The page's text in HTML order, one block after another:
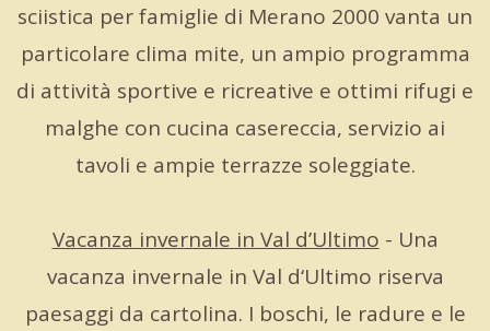
sciistica per famiglie di Merano 2000 vanta un
particolare clima mite, un ampio programma
di attività sportive e ricreative e ottimi rifugi e
malghe con cucina casereccia, servizio ai
tavoli e ampie terrazze soleggiate.
Vacanza invernale in Val d’Ultimo - Una
vacanza invernale in Val d‘Ultimo riserva
paesaggi da cartolina. I boschi, le radure e le